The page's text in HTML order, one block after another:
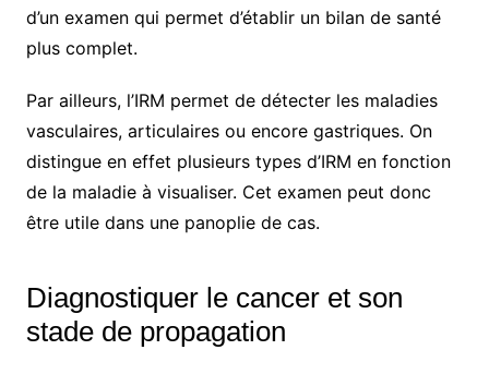
d’un examen qui permet d’établir un bilan de santé
plus complet.
Par ailleurs, l’IRM permet de détecter les maladies
vasculaires, articulaires ou encore gastriques. On
distingue en effet plusieurs types d’IRM en fonction
de la maladie à visualiser. Cet examen peut donc
être utile dans une panoplie de cas.
Diagnostiquer le cancer et son
stade de propagation